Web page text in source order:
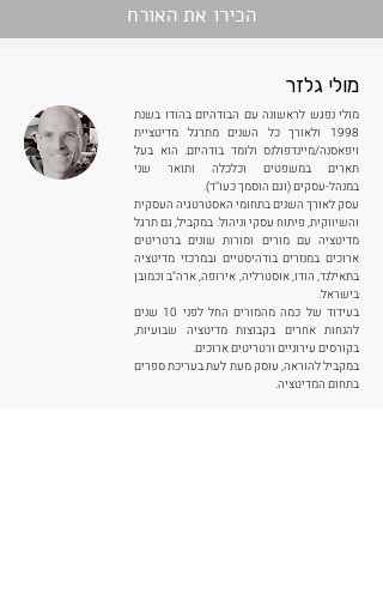
הכירו את האורח
מולי גלזר
מולי נפגש לראשונה עם הבודהיזם בהודו בשנת
1998 ולאורך כל השנים מתרגל מדיטציית
ויפאסנה/מיינדפולנס ולומד בודהיזם. הוא בעל
תארים במשפטים וכלכלה ותואר שני
במנהל-עסקים (וגם הוסמך כעו"ד).
עסק לאורך השנים בתחומי האסטרטגיה העסקית
והשיווקית, פיתוח עסקי וניהול. במקביל, גם תרגל
מדיטציה עם מורים ומורות שונים ברטריטים
ארוכים במנזרים בודהיסטיים ובמרכזי מדיטציה
בתאילנד, הודו, אוסטרליה, אירופה, ארה"ב וכמובן
בישראל.
בעידוד של כמה מהמורים החל לפני 10 שנים
להנחות אחרים בקבוצות מדיטציה שבועיות,
בקורסים עירוניים ורטריטים ארוכים.
במקביל להוראה, עוסק מעת לעת בעריכת ספרים
בתחום המדיטציה.